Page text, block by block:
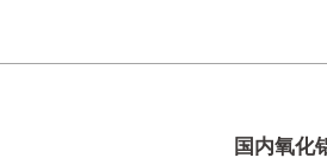
国内氧化